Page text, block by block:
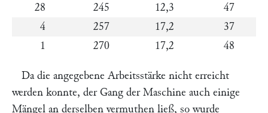
28
245 12,3
47
4
257 17,2
37
1
270 17,2 48
Da die angegebene Arbeitsstärke nicht erreicht
werden konnte, der Gang der Maschine auch einige
Mängel an derselben vermuthen ließ, so wurde